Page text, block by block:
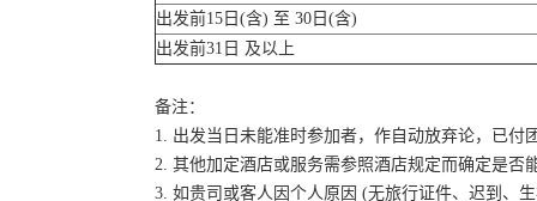
出发前15日(含) 至 30日(含)
出发前31日 及以上
备注：
1. 出发当日未能准时参加者，作自动放弃论，已付
2. 其他加定酒店或服务需参照酒店规定而确定是否
3. 如贵司或客人因个人原因 (无旅行证件、迟到、